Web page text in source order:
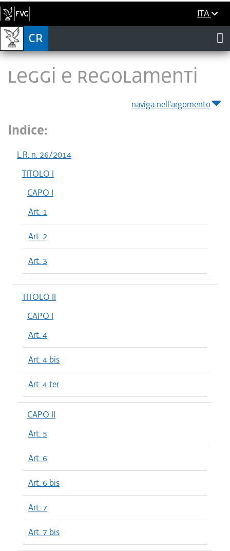
ITA
LEGGI E REGOLAMENTI
naviga nell'argomento
Indice:
L.R. n. 26/2014
TITOLO I
CAPO I
Art. 1
Art. 2
Art. 3
TITOLO II
CAPO I
Art. 4
Art. 4 bis
Art. 4 ter
CAPO II
Art. 5
Art. 6
Art. 6 bis
Art. 7
Art. 7 bis